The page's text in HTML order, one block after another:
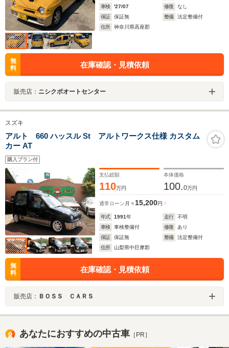
車検
'27/07 修復
なし
保証
保証無 整備
法定整備付
住所
神奈川県高座郡
無
料
在庫確認・見積依頼
販売店： ニシクボオートセンター
スズキ
アルト 660 ハッスル St アルトワークス仕様 カスタム
カー AT
購入プラン付
支払総額
110万円
本体価格
100.0万円
通常ローン 月々15,200円
年式 1991年 走行
不明
車検
車検整備付 修復
あり
保証
保証無 整備
法定整備付
住所
山梨県中巨摩郡
無
料
在庫確認・見積依頼
販売店： ＢＯＳＳ ＣＡＲＳ
あなたにおすすめの中古車 ［PR］